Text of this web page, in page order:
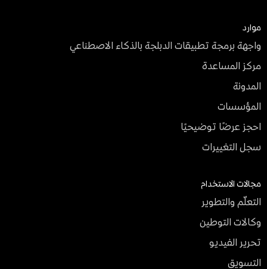
موارد
واجهة برمجة تطبيقات الدبلجة بالذكاء الاصطناعي
مركز المساعدة
المدونة
المؤسسات
احجز عرضًا توضيحيًا
سجل التغييرات
مجالات الاستخدام
التعلّم والتطوير
وكالات التوطين
تحرير الفيديو
التسويق